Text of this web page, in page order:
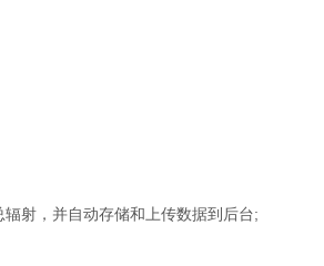
射，并自动存储和上传数据到后台;